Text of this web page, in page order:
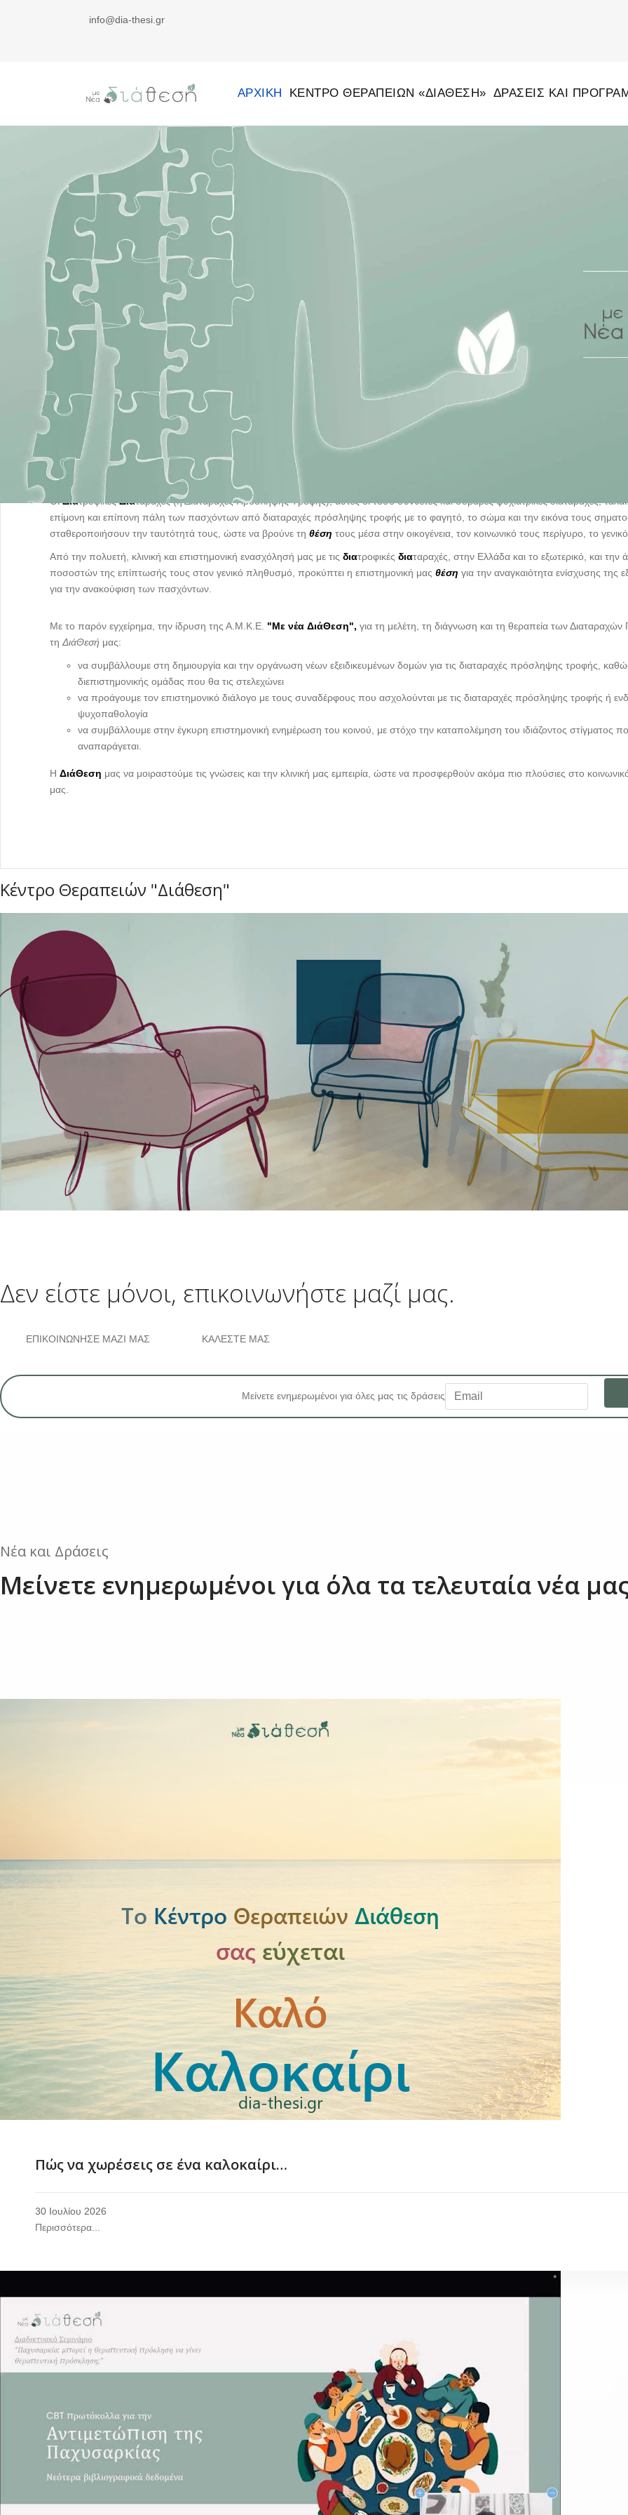
info@dia-thesi.gr
ΑΡΧΙΚΉ ΚΈΝΤΡΟ ΘΕΡΑΠΕΙΏΝ «ΔΙΑΘΕΣΗ» ΔΡΆΣΕΙΣ ΚΑΙ
Διάθεση
Γνωρίστε μας
ΟιΔιατροφικέςΔιαταραχές (ή Διαταραχές Πρόσληψης Τροφής), αυτές οι τόσο σύνθετες και σοβαρές ψυχιατρικές διαταραχές,
επίμονη και επίπονη πάλη των πασχόντων από διαταραχές πρόσληψης τροφής με το φαγητό, το σώμα και την εικόνα τους
σταθεροποιήσουν την ταυτότητά τους, ώστε να βρούνε τη θέση τους μέσα στην οικογένεια, τον κοινωνικό τους περίγυρο, το
Από την πολυετή, κλινική και επιστημονική ενασχόλησή μας με τις διατροφικές διαταραχές, στην Ελλάδα και το εξωτερικό, και
ποσοστών της επίπτωσής τους στον γενικό πληθυσμό, προκύπτει η επιστημονική μας θέση για την αναγκαιότητα ενίσχυσης της
για την ανακούφιση των πασχόντων.
Με το παρόν εγχείρημα, την ίδρυση της Α.Μ.Κ.Ε. "Με νέα ΔιάΘεση", για τη μελέτη, τη διάγνωση και τη θεραπεία των
τη ΔιάΘεσή μας:
να συμβάλλουμε στη δημιουργία και την οργάνωση νέων εξειδικευμένων δομών για τις διαταραχές πρόσληψης τροφής,
διεπιστημονικής ομάδας που θα τις στελεχώνει
να προάγουμε τον επιστημονικό διάλογο με τους συναδέρφους που ασχολούνται με τις διαταραχές πρόσληψης τροφής ή
ψυχοπαθολογία
να συμβάλλουμε στην έγκυρη επιστημονική ενημέρωση του κοινού, με στόχο την καταπολέμηση του ιδιάζοντος στίγματος
αναπαράγεται.
Η ΔιάΘεση μας να μοιραστούμε τις γνώσεις και την κλινική μας εμπειρία, ώστε να προσφερθούν ακόμα πιο πλούσιες στο
μας.
Κέντρο Θεραπειών "Διάθεση"
Δεν είστε μόνοι, επικοινωνήστε μαζί μας.
ΕΠΙΚΟΙΝΩΝΗΣΕ ΜΑΖΙ ΜΑΣ ΚΑΛΈΣΤΕ ΜΑΣ
Μείνετε ενημερωμένοι για όλες μας τις δράσεις
Νέα και Δράσεις
Μείνετε ενημερωμένοι για όλα τα τελευταία νέα
Πώς να χωρέσεις σε ένα καλοκαίρι…
30 Ιουλίου 2026
Περισσότερα...